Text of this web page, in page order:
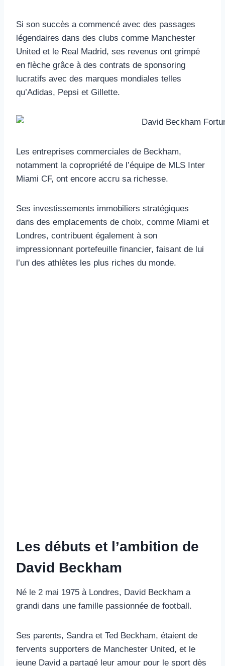
Si son succès a commencé avec des passages
légendaires dans des clubs comme Manchester
United et le Real Madrid, ses revenus ont grimpé
en flèche grâce à des contrats de sponsoring
lucratifs avec des marques mondiales telles
qu’Adidas, Pepsi et Gillette.
Les entreprises commerciales de Beckham,
notamment la copropriété de l’équipe de MLS Inter
Miami CF, ont encore accru sa richesse.
Ses investissements immobiliers stratégiques
dans des emplacements de choix, comme Miami et
Londres, contribuent également à son
impressionnant portefeuille financier, faisant de lui
l’un des athlètes les plus riches du monde.
Les débuts et l’ambition de
David Beckham
Né le 2 mai 1975 à Londres, David Beckham a
grandi dans une famille passionnée de football.
Ses parents, Sandra et Ted Beckham, étaient de
fervents supporters de Manchester United, et le
jeune David a partagé leur amour pour le sport dès